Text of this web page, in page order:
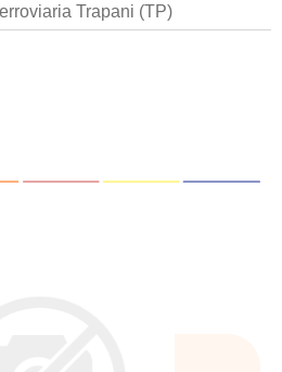
Trapani (TP)